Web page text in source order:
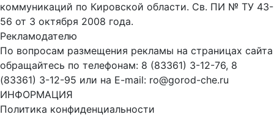
коммуникаций по Кировской области. Св. ПИ № ТУ 43-
56 от 3 октября 2008 года.
Рекламодателю
По вопросам размещения рекламы на страницах сайта
обращайтесь по телефонам: 8 (83361) 3-12-76, 8
(83361) 3-12-95 или на E-mail: ro@gorod-che.ru
ИНФОРМАЦИЯ
Политика конфиденциальности